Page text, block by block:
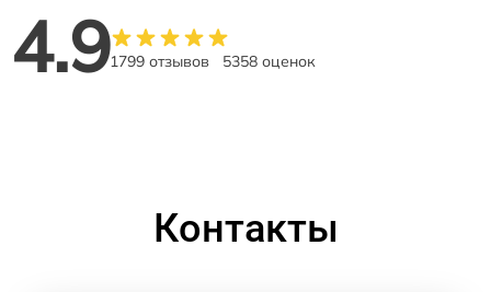
4.91799 отзывов 5358 оценок
Контакты